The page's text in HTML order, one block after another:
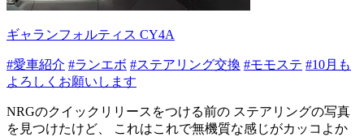
ギャランフォルティス CY4A
#愛車紹介 #ランエボ #ステアリング交換 #モモステ #10月も
よろしくお願いします
NRGのクイックリリースをつける前の ステアリングの写真
を見つけたけど、 これはこれで無機質な感じがカッコよか